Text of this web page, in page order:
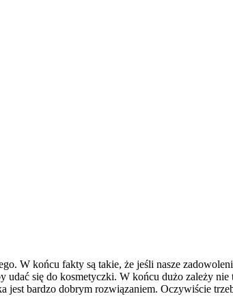
W końcu fakty są takie, że jeśli nasze
udać się do kosmetyczki. W końcu dużo zależy
bardzo dobrym rozwiązaniem. Oczywiście